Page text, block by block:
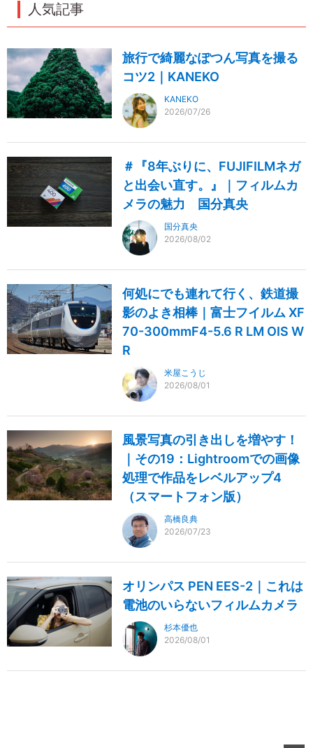
人気記事
旅行で綺麗なぽつん写真を撮る
コツ2｜KANEKO
KANEKO
2026/07/26
＃『8年ぶりに、FUJIFILMネガ
と出会い直す。』｜フィルムカ
メラの魅力 国分真央
国分真央
2026/08/02
何処にでも連れて行く、鉄道撮
影のよき相棒｜富士フイルム XF
70-300mmF4-5.6 R LM OIS W
R
米屋こうじ
2026/08/01
風景写真の引き出しを増やす！
｜その19：Lightroomでの画像
処理で作品をレベルアップ4
（スマートフォン版）
高橋良典
2026/07/23
オリンパス PEN EES-2｜これは
電池のいらないフィルムカメラ
杉本優也
2026/08/01